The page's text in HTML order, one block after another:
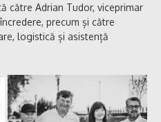
către Adrian Tudor, viceprimar
precum și către
logistică și asistență